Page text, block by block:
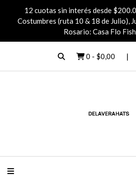
12 cuotas sin interés desde
Costumbres (ruta 10 & 18 de Julio),
Rosario: Casa Flo
0 - $0,00